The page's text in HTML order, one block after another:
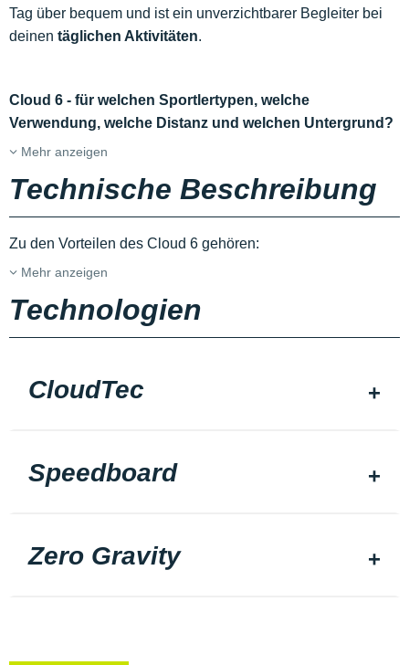
Tag über bequem und ist ein unverzichtbarer Begleiter bei
deinen täglichen Aktivitäten.
Cloud 6 - für welchen Sportlertypen, welche
Verwendung, welche Distanz und welchen Untergrund?
Mehr anzeigen
Technische Beschreibung
Zu den Vorteilen des Cloud 6 gehören:
Mehr anzeigen
Technologien
CloudTec
Speedboard
Zero Gravity